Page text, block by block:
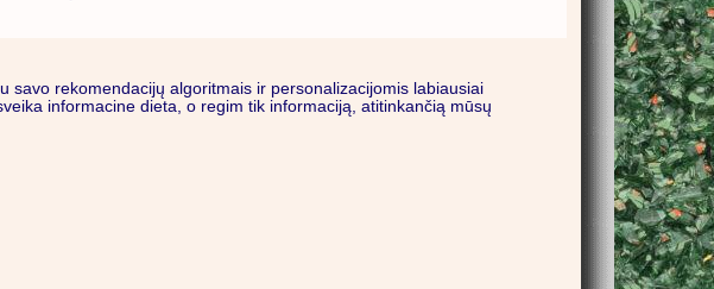
rekomendacijų algoritmais ir personalizacijomis labiausiai
informacine dieta, o regim tik informaciją, atitinkančią mūsų